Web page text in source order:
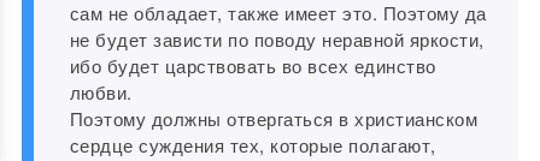
сам не обладает, также имеет это. Поэтому да
не будет зависти по поводу неравной яркости,
ибо будет царствовать во всех единство
любви.
Поэтому должны отвергаться в христианском
сердце суждения тех, которые полагают,